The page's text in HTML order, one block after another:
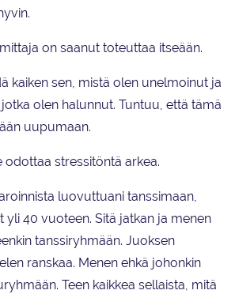
on saanut toteuttaa itseään.
kaiken sen, mistä olen unelmoinut ja
olen halunnut. Tuntuu, että tämä
uupumaan.
odottaa stressitöntä arkea.
luovuttuani tanssimaan,
yli 40 vuoteen. Sitä jatkan ja menen
tanssiryhmään. Juoksen
ranskaa. Menen ehkä johonkin
Teen kaikkea sellaista, mitä